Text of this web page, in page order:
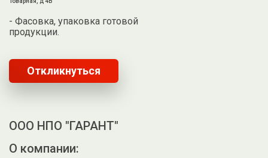
- Фасовка, упаковка готовой
продукции.
Откликнуться
ООО НПО "ГАРАНТ"
О компании: